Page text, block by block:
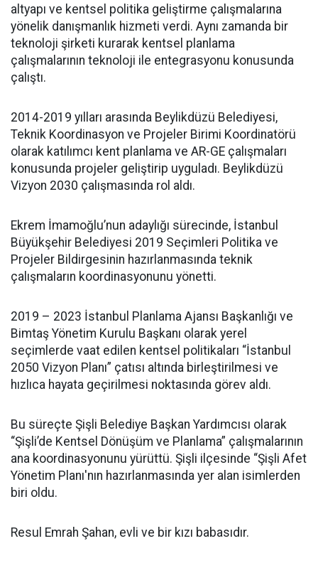
altyapı ve kentsel politika geliştirme çalışmalarına
yönelik danışmanlık hizmeti verdi. Aynı zamanda bir
teknoloji şirketi kurarak kentsel planlama
çalışmalarının teknoloji ile entegrasyonu konusunda
çalıştı.
2014-2019 yılları arasında Beylikdüzü Belediyesi,
Teknik Koordinasyon ve Projeler Birimi Koordinatörü
olarak katılımcı kent planlama ve AR-GE çalışmaları
konusunda projeler geliştirip uyguladı. Beylikdüzü
Vizyon 2030 çalışmasında rol aldı.
Ekrem İmamoğlu’nun adaylığı sürecinde, İstanbul
Büyükşehir Belediyesi 2019 Seçimleri Politika ve
Projeler Bildirgesinin hazırlanmasında teknik
çalışmaların koordinasyonunu yönetti.
2019 – 2023 İstanbul Planlama Ajansı Başkanlığı ve
Bimtaş Yönetim Kurulu Başkanı olarak yerel
seçimlerde vaat edilen kentsel politikaları “İstanbul
2050 Vizyon Planı” çatısı altında birleştirilmesi ve
hızlıca hayata geçirilmesi noktasında görev aldı.
Bu süreçte Şişli Belediye Başkan Yardımcısı olarak
“Şişli’de Kentsel Dönüşüm ve Planlama” çalışmalarının
ana koordinasyonunu yürüttü. Şişli ilçesinde “Şişli Afet
Yönetim Planı'nın hazırlanmasında yer alan isimlerden
biri oldu.
Resul Emrah Şahan, evli ve bir kızı babasıdır.